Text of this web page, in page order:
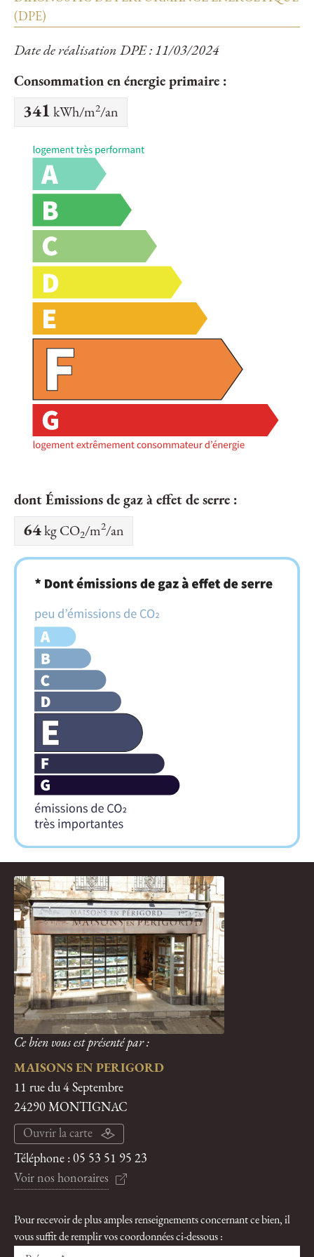
(DPE)
Date de réalisation DPE : 11/03/2024
Consommation en énergie primaire :
341 kWh/m2/an
dont Émissions de gaz à effet de serre :
64 kg CO2/m2/an
Ce bien vous est présenté par :
MAISONS EN PERIGORD
11 rue du 4 Septembre
24290 MONTIGNAC
Ouvrir la carte
Téléphone : 05 53 51 95 23
Voir nos honoraires
Pour recevoir de plus amples renseignements concernant ce bien, il
vous suffit de remplir vos coordonnées ci-dessous :